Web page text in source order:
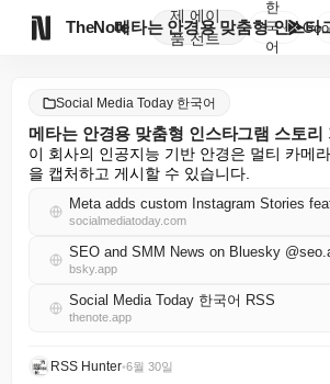
TheNote
제
품
에이
전트
한
국
어
Social Media Today 한국어
메타는 안경용 맞춤형 인스타그램 스토리
이 회사의 인공지능 기반 안경은 멀티 카메
을 캡처하고 게시할 수 있습니다.
socialmediatoday.com
SEO and SMM News on Bluesky
bsky.app
Social Media Today 한국어 RSS
thenote.app
RSS Hunter•6월 30일